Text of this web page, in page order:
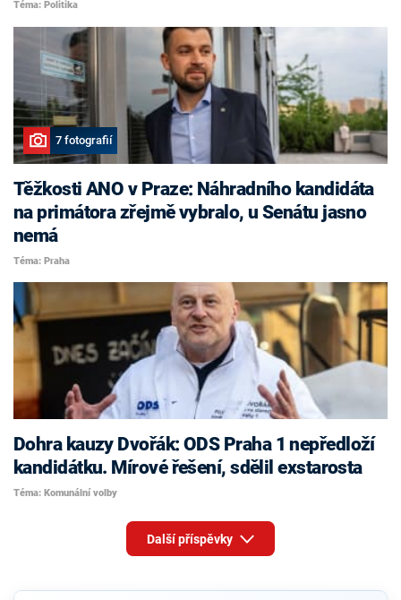
Téma: Politika
7 fotografií
Těžkosti ANO v Praze: Náhradního kandidáta
na primátora zřejmě vybralo, u Senátu jasno
nemá
Téma: Praha
Dohra kauzy Dvořák: ODS Praha 1 nepředloží
kandidátku. Mírové řešení, sdělil exstarosta
Téma: Komunální volby
Další příspěvky